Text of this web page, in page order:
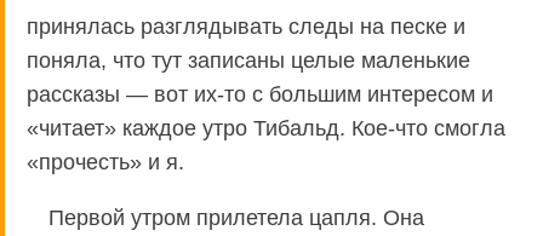
принялась разглядывать следы на песке и
поняла, что тут записаны целые маленькие
рассказы — вот их-то с большим интересом и
«читает» каждое утро Тибальд. Кое-что смогла
«прочесть» и я.
Первой утром прилетела цапля. Она